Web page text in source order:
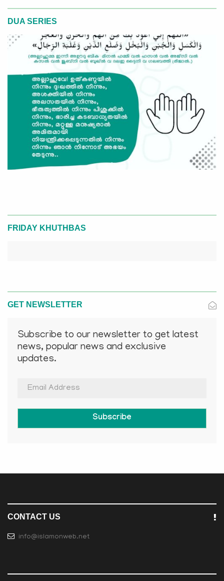
DUA SERIES
FRIDAY KHUTHBAS
GET NEWSLETTER
Subscribe to our newsletter to get latest
news, popular news and exclusive
updates.
Subscribe
CONTACT US
info@islamonweb.net